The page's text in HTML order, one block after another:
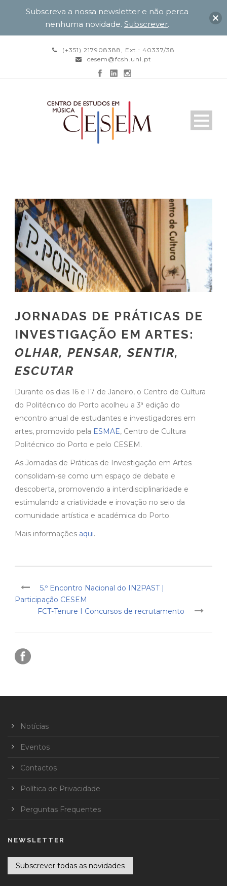
(+351) 217908388, Ext.: 40337/38
cesem@fcsh.unl.pt
JORNADAS DE PRÁTICAS DE
INVESTIGAÇÃO EM ARTES:
OLHAR, PENSAR, SENTIR,
ESCUTAR
Durante os dias 16 e 17 de Janeiro, o Centro de Cultura
do Politécnico do Porto acolheu a 3ª edição do
encontro anual de estudantes e investigadores em
artes, promovido pela ESMAE, Centro de Cultura
Politécnico do Porto e pelo CESEM.
As Jornadas de Práticas de Investigação em Artes
consolidam-se como um espaço de debate e
descoberta, promovendo a interdisciplinaridade e
estimulando a criatividade e inovação no seio da
comunidade artística e académica do Porto.
Mais informações aqui.
5.º Encontro Nacional do IN2PAST |
Participação CESEM
FCT-Tenure I Concursos de recrutamento
Notícias
Eventos
Contactos
Política de Privacidade
Perguntas Frequentes
NEWSLETTER
Subscrever todas as novidades
Subscreva a nossa newsletter e não perca
nenhuma novidade. Subscrever.